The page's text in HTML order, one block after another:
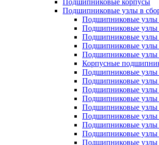
Подшипниковые корпусы
Подшипниковые узлы в
Подшипниковые узлы
Подшипниковые узлы
Подшипниковые узлы
Подшипниковые узлы
Подшипниковые узлы
Корпусные
Подшипниковые узлы
Подшипниковые узлы
Подшипниковые узлы
Подшипниковые узлы
Подшипниковые узлы
Подшипниковые узлы
Подшипниковые узлы
Подшипниковые узлы
Подшипниковые узлы